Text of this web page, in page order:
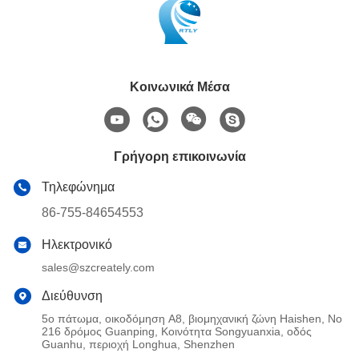
Κοινωνικά Μέσα
Γρήγορη επικοινωνία
Τηλεφώνημα
86-755-84654553
Ηλεκτρονικό
sales@szcreately.com
Διεύθυνση
5ο πάτωμα, οικοδόμηση A8, βιομηχανική ζώνη Haishen, Νο
216 δρόμος Guanping, Κοινότητα Songyuanxia, οδός
Guanhu, περιοχή Longhua, Shenzhen